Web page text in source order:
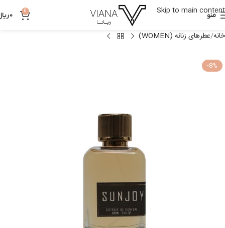
Skip to main content
منو 0
0
خانه عطرهای زنانه (WOMEN)
-8%